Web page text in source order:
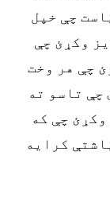
چې خپل
وکړئ چې
چې هر وخت
چې تاسو ته
چې که
کرایه